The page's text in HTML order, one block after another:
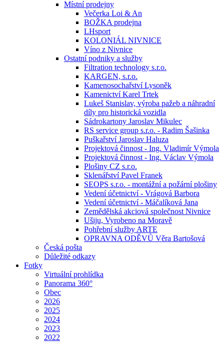
Místní prodejny
Večerka Loi & An
BOŽKA prodejna
LHsport
KOLONIÁL NIVNICE
Víno z Nivnice
Ostatní podniky a služby
Filtration technology s.r.o.
KARGEN, s.r.o.
Kamenosochařství Lysoněk
Kamenictví Karel Trtek
Lukeš Stanislav, výroba pažeb a náhradní
díly pro historická vozidla
Sádrokartony Jaroslav Mikulec
RS service group s.r.o. - Radim Šašinka
Puškařství Jaroslav Haluza
Projektová činnost - Ing. Vladimír Výmola
Projektová činnost - Ing. Václav Výmola
Plošiny CZ s.r.o.
Sklenářství Pavel Franek
SEOPS s.r.o. - montážní a požární plošiny
Vedení účetnictví - Vrágová Barbora
Vedení účetnictví - Máčalíková Jana
Zemědělská akciová společnost Nivnice
Ušiju, Vyrobeno na Moravě
Pohřební služby ARTE
OPRAVNA ODĚVŮ Věra Bartošová
Česká pošta
Důležité odkazy
Fotky
Virtuální prohlídka
Panorama 360°
Obec
2026
2025
2024
2023
2022